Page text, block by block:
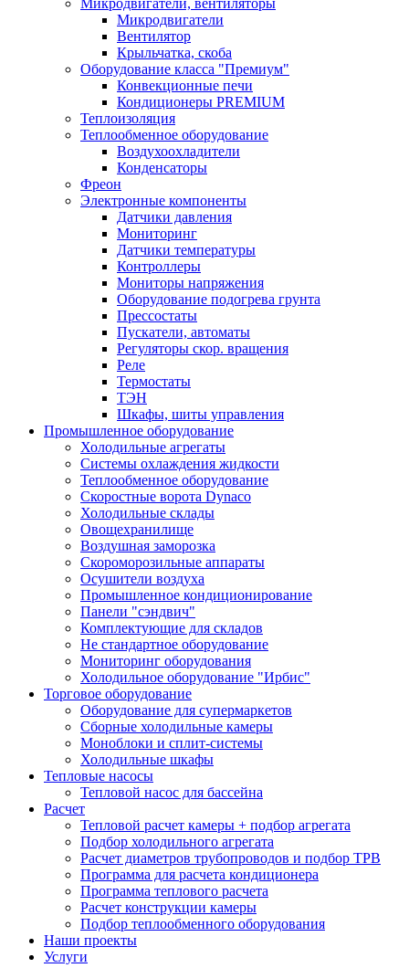
Микродвигатели, вентиляторы
Микродвигатели
Вентилятор
Крыльчатка, скоба
Оборудование класса "Премиум"
Конвекционные печи
Кондиционеры PREMIUM
Теплоизоляция
Теплообменное оборудование
Воздухоохладители
Конденсаторы
Фреон
Электронные компоненты
Датчики давления
Мониторинг
Датчики температуры
Контроллеры
Мониторы напряжения
Оборудование подогрева грунта
Прессостаты
Пускатели, автоматы
Регуляторы скор. вращения
Реле
Термостаты
ТЭН
Шкафы, шиты управления
Промышленное оборудование
Холодильные агрегаты
Системы охлаждения жидкости
Теплообменное оборудование
Скоростные ворота Dynaco
Холодильные склады
Овощехранилище
Воздушная заморозка
Скороморозильные аппараты
Осушители воздуха
Промышленное кондиционирование
Панели "сэндвич"
Комплектующие для складов
Не стандартное оборудование
Мониторинг оборудования
Холодильное оборудование "Ирбис"
Торговое оборудование
Оборудование для супермаркетов
Сборные холодильные камеры
Моноблоки и сплит-системы
Холодильные шкафы
Тепловые насосы
Тепловой насос для бассейна
Расчет
Тепловой расчет камеры + подбор агрегата
Подбор холодильного агрегата
Расчет диаметров трубопроводов и подбор ТРВ
Программа для расчета кондиционера
Программа теплового расчета
Расчет конструкции камеры
Подбор теплообменного оборудования
Наши проекты
Услуги